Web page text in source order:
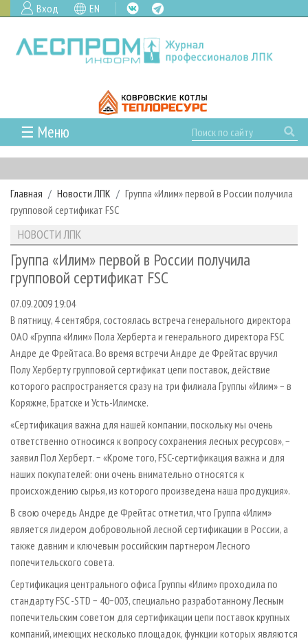
Вход EN
☰ Меню
ГЛАВНАЯ
РУБРИКИ И ТЕМЫ
РУБРИКИ ЖУРНАЛА
ЛЕСОЗАГОТОВКА
ЛЕСОПИЛЕНИЕ
СУШКА ДРЕВЕСИНЫ
ПРОИЗВОДСТВО ДРЕВЕСНЫХ ПЛИТ
ДЕРЕВЯННОЕ ДОМОСТРОЕНИЕ
ПРОИЗВОДСТВО МЕБЕЛИ
БИОЭНЕРГЕТИКА
ЦБП
ИНСТРУМЕНТ И МАТЕРИАЛЫ
НОВОСТИ
НОВОСТИ ЛПК
НОВОСТИ ЖУРНАЛА
ПРОЕКТЫ ЛПИ
АНАЛИТИКА
ПРЕДПРИЯТИЯ ЛПК
ПЕРСОНЫ
МОБИЛЬНЫЕ ВЫСТАВКИ
ОФИЦИАЛЬНЫЕ ДЕЛЕГАЦИИ
ПРИОРИТЕТНЫЕ ИНВЕСТПРОЕКТЫ
RUSSIAN FORESTRY REVIEW
ГАЗЕТА ЛЕСПРОМФОРУМ
БИБЛИОТЕКА СПЕЦИАЛИСТА
АРХИВ ЖУРНАЛОВ
О ЖУРНАЛЕ
ПОДПИСКА
КОНТАКТЫ
РЕКЛАМОДАТЕЛЯМ
РЕКЛАМА
РЕКЛАМА НА САЙТЕ
Главная Новости ЛПК
Группа «Илим» первой в России получила
групповой сертификат FSC
НОВОСТИ ЛПК
Группа «Илим» первой в России получила
групповой сертификат FSC
07.09.2009 19:04
В пятницу, 4 сентября, состоялась встреча генерального директора
ОАО «Группа «Илим» Пола Херберта и генерального директора FSC
Андре де Фрейтаса. Во время встречи Андре де Фрейтас вручил
Полу Херберту групповой сертификат цепи поставок, действие
которого распространяется сразу на три филиала Группы «Илим» − в
Коряжме, Братске и Усть-Илимске.
«Сертификация важна для нашей компании, поскольку мы очень
ответственно относимся к вопросу сохранения лесных ресурсов», −
заявил Пол Херберт. − «Кроме того, FSC-сертификация важна и для
наших покупателей: они очень внимательно относятся к
происхождению сырья, из которого произведена наша продукция».
В свою очередь Андре де Фрейтас отметил, что Группа «Илим»
является лидером добровольной лесной сертификации в России, а
также давним и ключевым российским партнером Лесного
попечительского совета.
Сертификация центрального офиса Группы «Илим» проходила по
стандарту FSC -STD − 40−003, специально разработанному Лесным
попечительским советом для сертификации цепи поставок крупных
компаний, имеющих несколько площадок, функции которых являются